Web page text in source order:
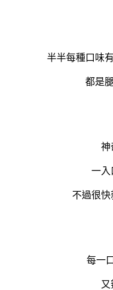
半半每種口味
都是
神
一入
不過很
每一
又